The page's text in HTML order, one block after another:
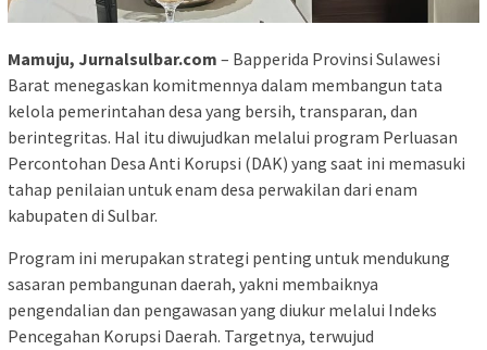
Mamuju, Jurnalsulbar.com – Bapperida Provinsi Sulawesi
Barat menegaskan komitmennya dalam membangun tata
kelola pemerintahan desa yang bersih, transparan, dan
berintegritas. Hal itu diwujudkan melalui program Perluasan
Percontohan Desa Anti Korupsi (DAK) yang saat ini memasuki
tahap penilaian untuk enam desa perwakilan dari enam
kabupaten di Sulbar.
Program ini merupakan strategi penting untuk mendukung
sasaran pembangunan daerah, yakni membaiknya
pengendalian dan pengawasan yang diukur melalui Indeks
Pencegahan Korupsi Daerah. Targetnya, terwujud